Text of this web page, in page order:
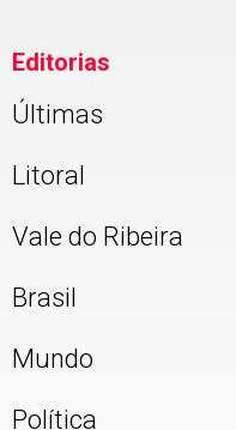
Editorias
Últimas
Litoral
Vale do Ribeira
Brasil
Mundo
Política